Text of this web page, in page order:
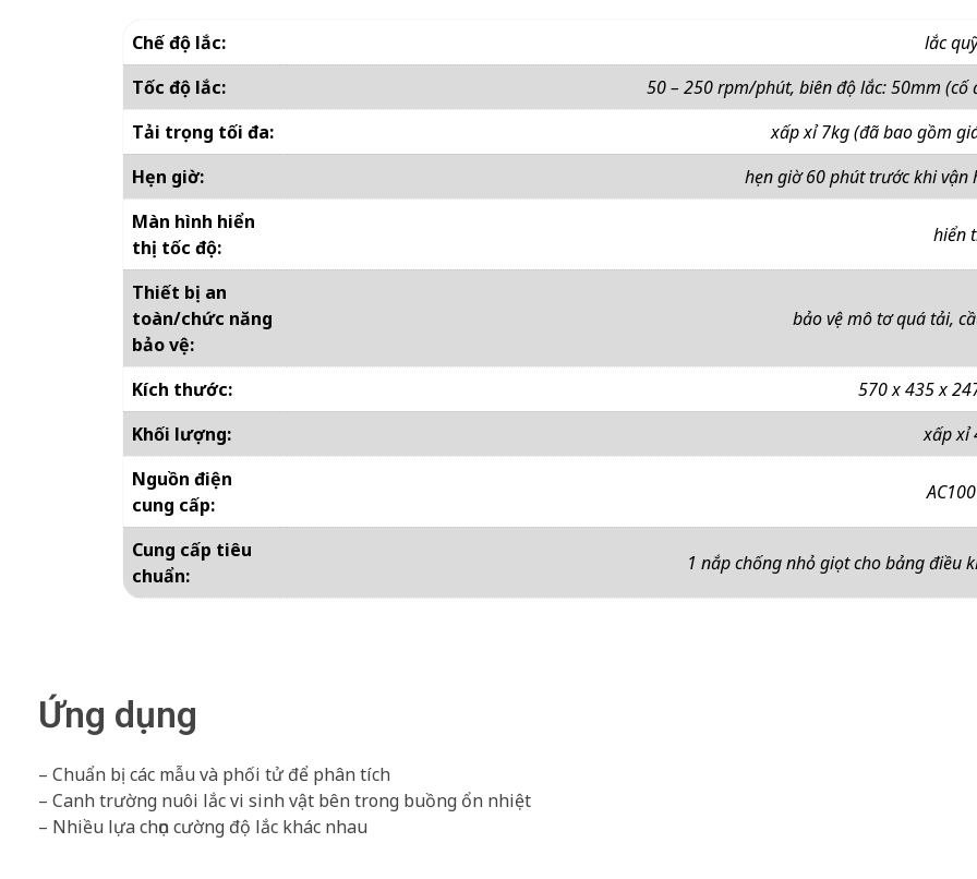
Chế độ lắc:
lắc
Tốc độ lắc:
50 – 250 rpm/phút, biên độ lắc: 50mm (cố
Tải trọng tối đa:
xấp xỉ 7kg (đã bao gồm
Hẹn giờ:
hẹn giờ 60 phút trước khi vận
Màn hình hiển
thị tốc độ:
hiển
Thiết bị an
toàn/chức năng
bảo vệ:
bảo vệ mô tơ quá tải,
Kích thước:
570 x 435 x
Khối lượng:
xấp xỉ
Nguồn điện
cung cấp:
Cung cấp tiêu
chuẩn:
1 nắp chống nhỏ giọt cho bảng điều
Ứng dụng
– Chuẩn bị các mẫu và phối tử để phân tích
– Canh trường nuôi lắc vi sinh vật bên trong buồng ổn nhiệt
– Nhiều lựa chọn cường độ lắc khác nhau